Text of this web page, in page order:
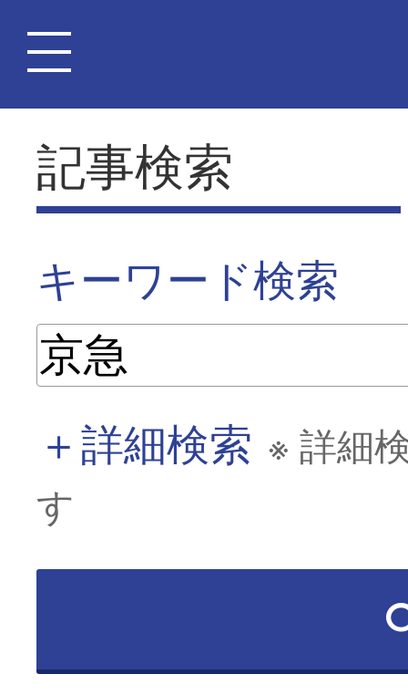
記事検索
キーワード検索
＋詳細検索 ※ 詳細
す